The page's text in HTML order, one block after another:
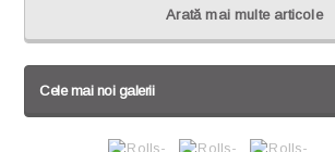
Arată mai multe articole
Cele mai noi galerii